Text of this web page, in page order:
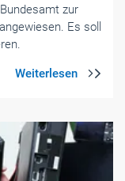
zur
Es soll